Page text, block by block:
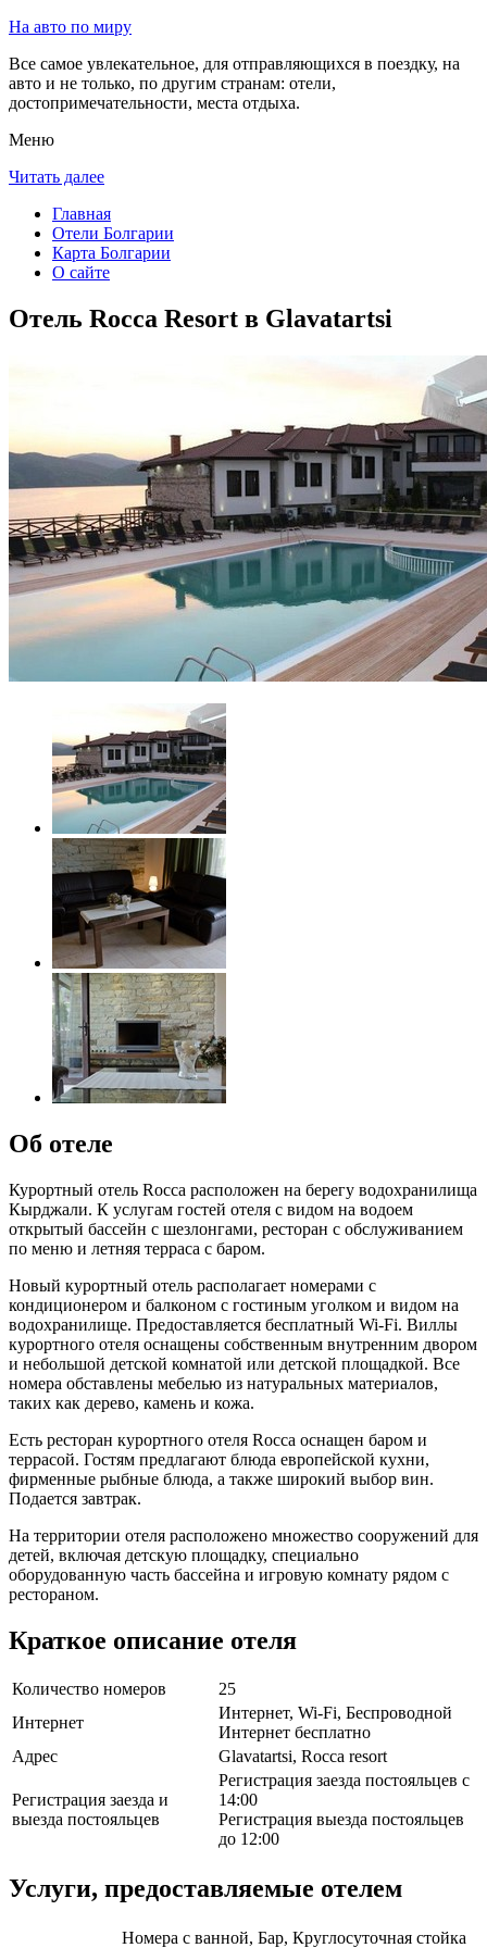
На авто по миру
Все самое увлекательное, для отправляющихся в поездку, на
авто и не только, по другим странам: отели,
достопримечательности, места отдыха.
Меню
Читать далее
Главная
Отели Болгарии
Карта Болгарии
О сайте
Отель Rocca Resort в Glavatartsi
Об отеле
Курортный отель Rocca расположен на берегу водохранилища
Кырджали. К услугам гостей отеля с видом на водоем
открытый бассейн с шезлонгами, ресторан с обслуживанием
по меню и летняя терраса с баром.
Новый курортный отель располагает номерами с
кондиционером и балконом с гостиным уголком и видом на
водохранилище. Предоставляется бесплатный Wi-Fi. Виллы
курортного отеля оснащены собственным внутренним двором
и небольшой детской комнатой или детской площадкой. Все
номера обставлены мебелью из натуральных материалов,
таких как дерево, камень и кожа.
Есть ресторан курортного отеля Rocca оснащен баром и
террасой. Гостям предлагают блюда европейской кухни,
фирменные рыбные блюда, а также широкий выбор вин.
Подается завтрак.
На территории отеля расположено множество сооружений для
детей, включая детскую площадку, специально
оборудованную часть бассейна и игровую комнату рядом с
рестораном.
Краткое описание отеля
Количество номеров
25
Интернет
Интернет, Wi-Fi, Беспроводной
Интернет бесплатно
Адрес
Glavatartsi, Rocca resort
Регистрация заезда и
выезда постояльцев
Регистрация заезда постояльцев с
14:00
Регистрация выезда постояльцев
до 12:00
Услуги, предоставляемые отелем
Номера с ванной, Бар, Круглосуточная стойка